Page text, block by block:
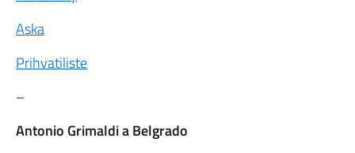
Aska
Prihvatiliste
–
Antonio Grimaldi a Belgrado